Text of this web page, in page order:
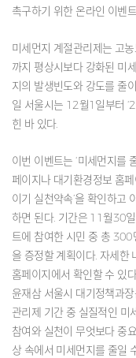
촉구하기 위한 온라인 이벤
미세먼지 계절관리제는 고
까지 평상시보다 강화된 미
지의 발생빈도와 강도를 줄
일 서울시는 12월1일부터
힌 바 있다.
이번 이벤트는 ‘미세먼지를
페이지나 대기환경정보 홈
이기 실천약속’을 확인하고
하면 된다. 기간은 11월30
트에 참여한 시민 중 총
을 증정할 계획이다. 자세한
홈페이지에서 확인할 수 있
윤재삼 서울시 대기정책과
관리제 기간 중 실질적인 미
참여와 실천이 무엇보다 중
상 속에서 미세먼지를 줄일